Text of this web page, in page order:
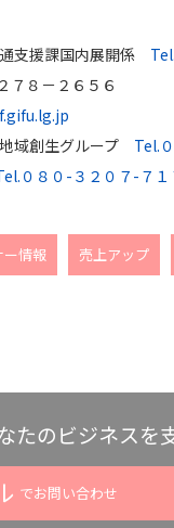
支援課国内展開係
７８－２６５６
域創生グループ Tel.
０８０-３２０７-７１
ー情報 売上アップ
たのビジネスを
でお問い合わせ